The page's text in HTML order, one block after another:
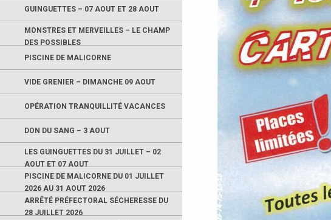
GUINGUETTES – 07 AOUT ET 28 AOUT
MONSTRES ET MERVEILLES – LE CHAMP
DES POSSIBLES
PISCINE DE MALICORNE
VIDE GRENIER – DIMANCHE 09 AOUT
OPÉRATION TRANQUILLITÉ VACANCES
DON DU SANG – 3 AOUT
LES GUINGUETTES DU 31 JUILLET – 02
AOUT ET 07 AOUT
PISCINE DE MALICORNE DU 01 JUILLET
2026 AU 31 AOUT 2026
ARRÊTÉ PRÉFECTORAL SÉCHERESSE DU
28 JUILLET 2026